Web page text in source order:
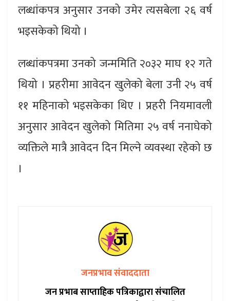
लब्धांकपत्र अनुसार उनको उमेर त्यसबेला २६ वर्ष
भइसकेको थियो ।
लब्धांकपत्रमा उनको जन्ममिति २०३२ माघ १२ गते
थियो । प्रहरीमा आवेदन खुलेको बेला उनी २५ वर्ष
११ महिनाको भइसकेका थिए । प्रहरी नियमावली
अनुसार आवेदन खुलेको मितिमा २५ वर्ष ननाघेको
व्यक्तिले मात्रै आवेदन दिन मिल्ने व्यवस्था रहेको छ
।
जनप्रभाव संवाददाता
जन प्रभाब साप्ताहिक पत्रिकाद्वारा संचालित